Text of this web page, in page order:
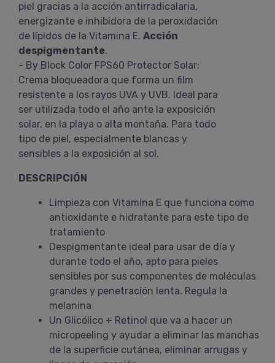
piel gracias a la acción antirradicalaria,
energizante e inhibidora de la peroxidación
de lípidos de la Vitamina E. Acción
despigmentante.
- By Block Color FPS60 Protector Solar:
Crema bloqueadora que forma un film
resistente a los rayos UVA y UVB. Ideal para
ser utilizada todo el año ante la exposición
solar, en la playa o alta montaña. Para todo
tipo de piel, especialmente blancas y
sensibles a la exposición al sol.
DESCRIPCIÓN
Limpieza con Vitamina E que funciona como
antioxidante e hidratante para este tipo de
tratamiento
Despigmentante ideal para usar de día y
durante todo el año, apto para pieles
sensibles por sus componentes de moléculas
grandes y penetración lenta. Regula la
melanina
Un Glicólico + Retinol que va a hacer un
micropeeling y ayudar a eliminar las manchas
de la superficie cutánea, eliminar arrugas y